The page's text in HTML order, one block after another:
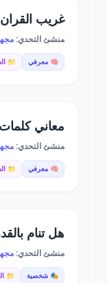
غريب القران
منشئ التحدي:
🧠 معرفي 📁
معاني كلمات
منشئ التحدي:
🧠 معرفي 📁
هل تنام
منشئ التحدي:
🎭 شخصية 📁